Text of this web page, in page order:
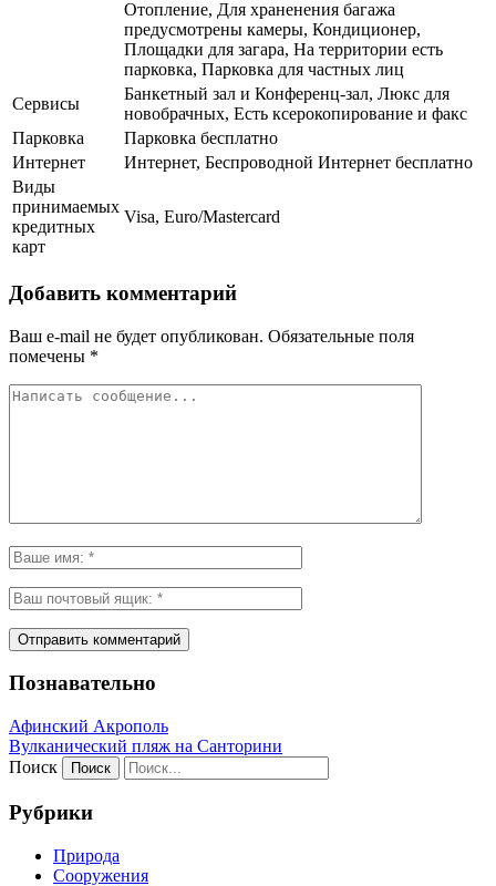
Отопление, Для храненения багажа
предусмотрены камеры, Кондиционер,
Площадки для загара, На территории есть
парковка, Парковка для частных лиц
Сервисы
Банкетный зал и Конференц-зал, Люкс для
новобрачных, Есть ксерокопирование и факс
Парковка
Парковка бесплатно
Интернет
Интернет, Беспроводной Интернет бесплатно
Виды
принимаемых
кредитных
карт
Visa, Euro/Mastercard
Добавить комментарий
Ваш e-mail не будет опубликован. Обязательные поля
помечены *
Познавательно
Афинский Акрополь
Вулканический пляж на Санторини
Поиск
Рубрики
Природа
Сооружения